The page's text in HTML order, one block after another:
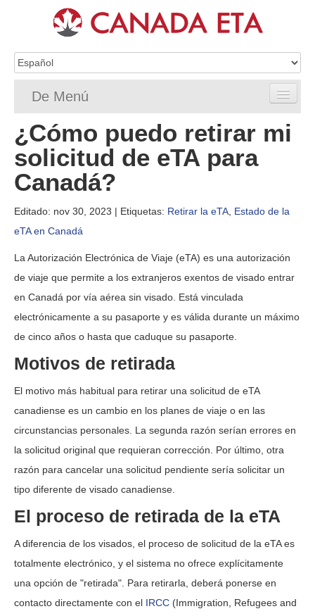
De Menú
Home
Solicitud de eTA
Requisitos de ETA
Status
Recursos
Contacto
¿Cómo puedo retirar mi
solicitud de eTA para
Canadá?
Editado: nov 30, 2023 | Etiquetas: Retirar la eTA Estado de la
eTA en Canadá
La Autorización Electrónica de Viaje (eTA) es una autorización
de viaje que permite a los extranjeros exentos de visado entrar
en Canadá por vía aérea sin visado. Está vinculada
electrónicamente a su pasaporte y es válida durante un máximo
de cinco años o hasta que caduque su pasaporte.
Motivos de retirada
El motivo más habitual para retirar una solicitud de eTA
canadiense es un cambio en los planes de viaje o en las
circunstancias personales. La segunda razón serían errores en
la solicitud original que requieran corrección. Por último, otra
razón para cancelar una solicitud pendiente sería solicitar un
tipo diferente de visado canadiense.
El proceso de retirada de la eTA
A diferencia de los visados, el proceso de solicitud de la eTA es
totalmente electrónico, y el sistema no ofrece explícitamente
una opción de "retirada". Para retirarla, deberá ponerse en
contacto directamente con el IRCC (Immigration, Refugees and